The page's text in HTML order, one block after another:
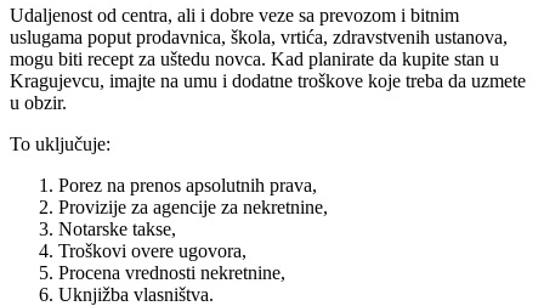
Udaljenost od centra, ali i dobre veze sa prevozom i bitnim
uslugama poput prodavnica, škola, vrtića, zdravstvenih ustanova,
mogu biti recept za uštedu novca. Kad planirate da kupite stan u
Kragujevcu, imajte na umu i dodatne troškove koje treba da uzmete
u obzir.
To uključuje:
Porez na prenos apsolutnih prava,
Provizije za agencije za nekretnine,
Notarske takse,
Troškovi overe ugovora,
Procena vrednosti nekretnine,
Uknjižba vlasništva.